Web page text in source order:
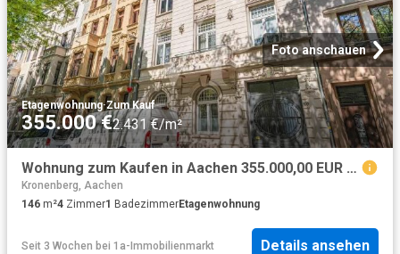
Foto anschauen
Etagenwohnung·Zum Kauf
355.000 €2.431 €/m²
Wohnung zum Kaufen in Aachen 355.000,00 EUR 146.02 m²
Kronenberg, Aachen
146 m²4 Zimmer1 BadezimmerEtagenwohnung
Seit 3 Wochen bei 1a-Immobilienmarkt Details ansehen